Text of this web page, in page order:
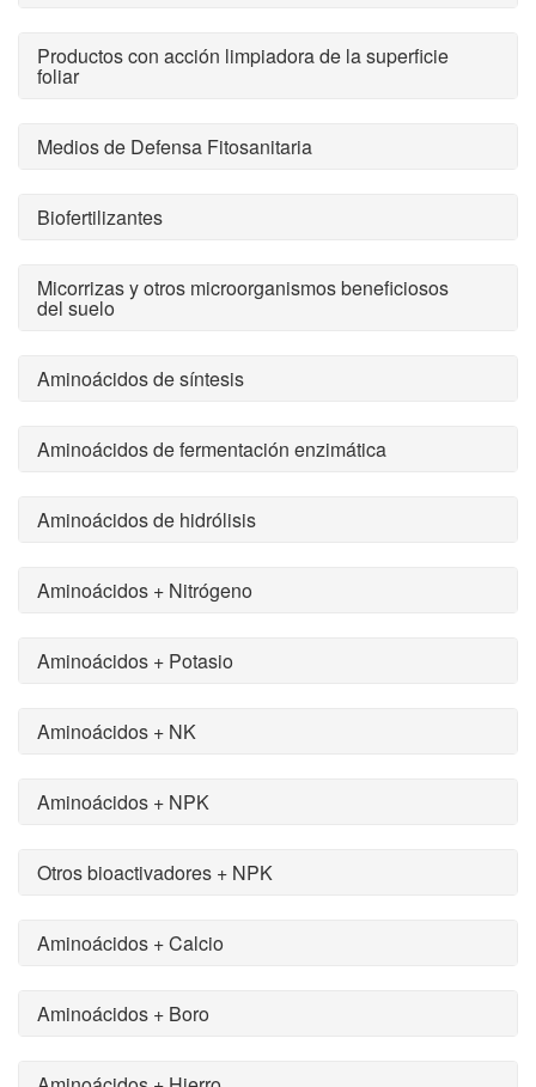
Productos con acción limpiadora de la superficie
foliar
Medios de Defensa Fitosanitaria
Biofertilizantes
Micorrizas y otros microorganismos beneficiosos
del suelo
Aminoácidos de síntesis
Aminoácidos de fermentación enzimática
Aminoácidos de hidrólisis
Aminoácidos + Nitrógeno
Aminoácidos + Potasio
Aminoácidos + NK
Aminoácidos + NPK
Otros bioactivadores + NPK
Aminoácidos + Calcio
Aminoácidos + Boro